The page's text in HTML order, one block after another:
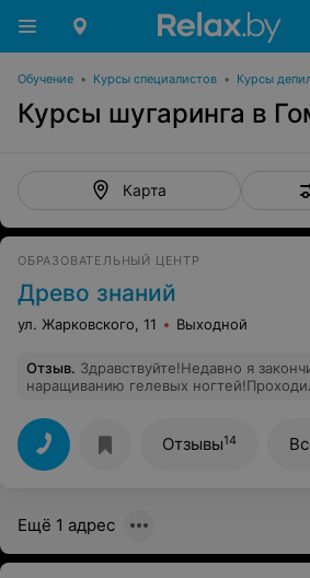
Обучение • Курсы специалистов • Курсы
Курсы шугаринга в
Карта
ОБРАЗОВАТЕЛЬНЫЙ ЦЕНТР
Древо знаний
ул. Жарковского, 11 Выходной
Отзыв. Здравствуйте!Недавно я
наращиванию гелевых
Генадьевны.Мастер с большим стажем
свере,грамотно поставила
подход к кождому ученику.Я осталась
курсами и знаниями которые получила
Отзывы14
Ещё 1 адрес